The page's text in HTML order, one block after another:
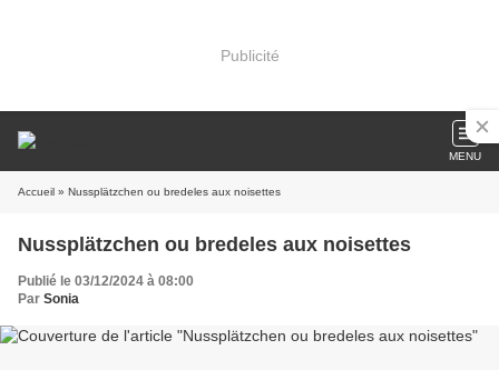
Publicité
MENU
Accueil » Nussplätzchen ou bredeles aux noisettes
Nussplätzchen ou bredeles aux noisettes
Publié le 03/12/2024 à 08:00
Par Sonia